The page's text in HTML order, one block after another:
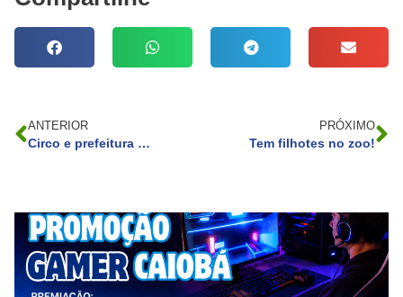
ANTERIOR
Circo e prefeitura de Curitiba: uma parceria solidária!
PRÓXIMO
Tem filhotes no zoo!